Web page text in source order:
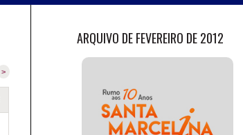
ARQUIVO DE FEVEREIRO DE 2012
>